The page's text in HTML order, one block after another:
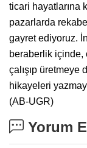
ticari hayatlarına
pazarlarda
gayret ediyoruz.
beraberlik içinde,
çalışıp üretmeye
hikayeleri
(AB-UGR)
Yorum